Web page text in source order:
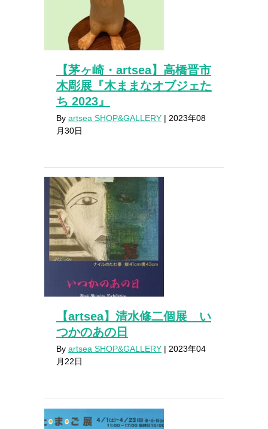
【茅ヶ崎・artsea】高橋晋市
木彫展『木ままなオブジェた
ち 2023』
By artsea SHOP&GALLERY | 2023年08
月30日
【artsea】清水修二個展 い
つかのあの日
By artsea SHOP&GALLERY | 2023年04
月22日